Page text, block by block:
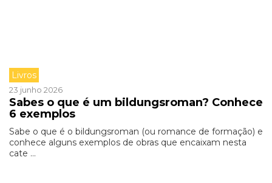
Livros
23 junho 2026
Sabes o que é um bildungsroman? Conhece
6 exemplos
Sabe o que é o bildungsroman (ou romance de formação) e
conhece alguns exemplos de obras que encaixam nesta
cate ...